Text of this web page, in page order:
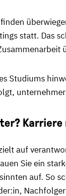
statt. Das
Studiums
auf
Sie ein
auf. So